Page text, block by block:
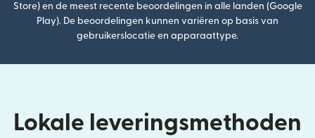
Store) en de meest recente beoordelingen in alle landen (Google
Play). De beoordelingen kunnen variëren op basis van
gebruikerslocatie en apparaattype.
Lokale leveringsmethoden